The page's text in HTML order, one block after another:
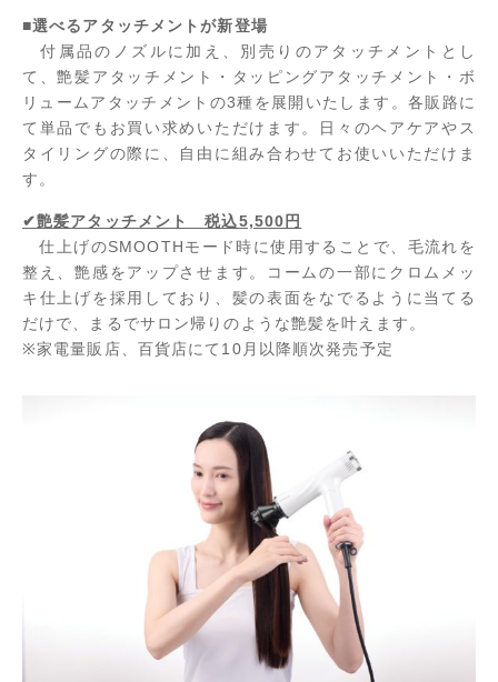
■選べるアタッチメントが新登場
付属品のノズルに加え、別売りのアタッチメントとし
て、艶髪アタッチメント・タッピングアタッチメント・ボ
リュームアタッチメントの3種を展開いたします。各販路に
て単品でもお買い求めいただけます。日々のヘアケアやス
タイリングの際に、自由に組み合わせてお使いいただけま
す。
✔艶髪アタッチメント 税込5,500円
仕上げのSMOOTHモード時に使用することで、毛流れを
整え、艶感をアップさせます。コームの一部にクロムメッ
キ仕上げを採用しており、髪の表面をなでるように当てる
だけで、まるでサロン帰りのような艶髪を叶えます。
※家電量販店、百貨店にて10月以降順次発売予定